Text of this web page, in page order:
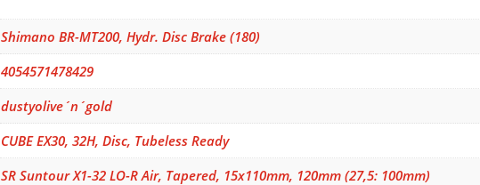
Shimano BR-MT200, Hydr. Disc Brake (180)
4054571478429
dustyolive´n´gold
CUBE EX30, 32H, Disc, Tubeless Ready
SR Suntour X1-32 LO-R Air, Tapered, 15x110mm, 120mm (27,5: 100mm)